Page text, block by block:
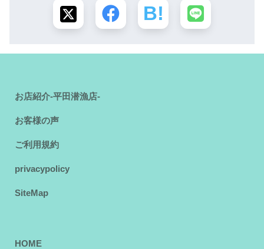
お店紹介-平田潜漁店-
お客様の声
ご利用規約
privacypolicy
SiteMap
HOME